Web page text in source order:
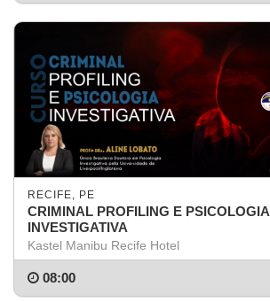
RECIFE, PE
CRIMINAL PROFILING E PSICOLOGIA
INVESTIGATIVA
Kastel Manibu Recife Hotel
08:00